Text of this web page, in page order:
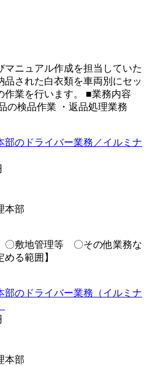
ニュアル作成を担当していた
された白衣類を車両別にセッ
作業を行います。 ■業務内容
の検品作業 ・返品処理業務
のドライバー業務／イルミナ
本部
敷地管理等 〇その他業務な
る範囲】
のドライバー業務（イルミナ
本部